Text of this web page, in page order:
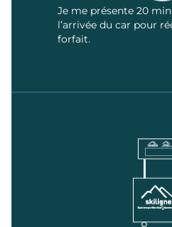
Je me présente 20
l’arrivée du car pour
forfait.